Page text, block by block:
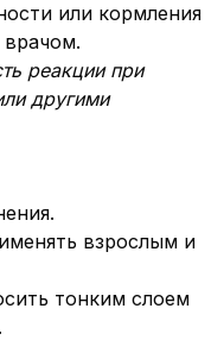
или кормления
врачом.
реакции при
другими
взрослым и
тонким слоем